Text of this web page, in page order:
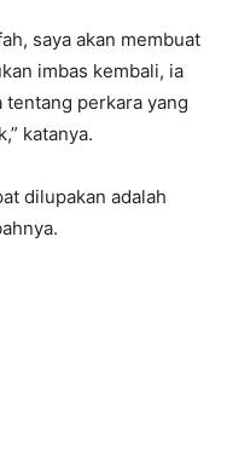
saya akan membuat
imbas kembali, ia
perkara yang
katanya.
dilupakan adalah